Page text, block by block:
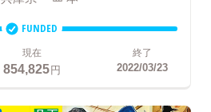
FUNDED
現在
854,825円
終了
2022/03/23